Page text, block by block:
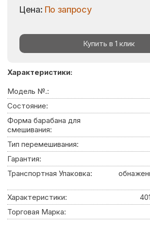
Цена: По запросу
Купить в 1 клик
Характеристики:
Модель №.:
Состояние:
Форма барабана для
смешивания:
Тип перемешивания:
Гарантия:
Транспортная Упаковка:
Характеристики:
Торговая Марка: